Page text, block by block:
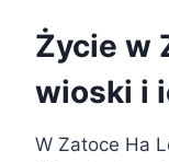
Życie w
wioski i
W Zatoce Ha